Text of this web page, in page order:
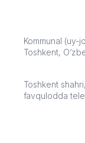
Kommunal (uy-
Toshkent,
Toshkent
favqulodda